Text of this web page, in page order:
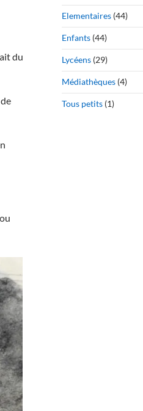
du
Elementaires (44)
Enfants (44)
Lycéens (29)
Médiathèques (4)
Tous petits (1)